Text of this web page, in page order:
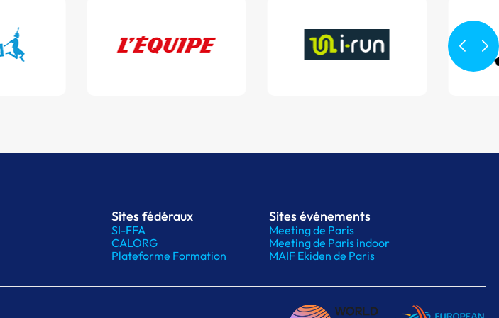
Sites fédéraux
SI-FFA
CALORG
Plateforme Formation
Sites événements
Meeting de Paris
Meeting de Paris indoor
MAIF Ekiden de Paris